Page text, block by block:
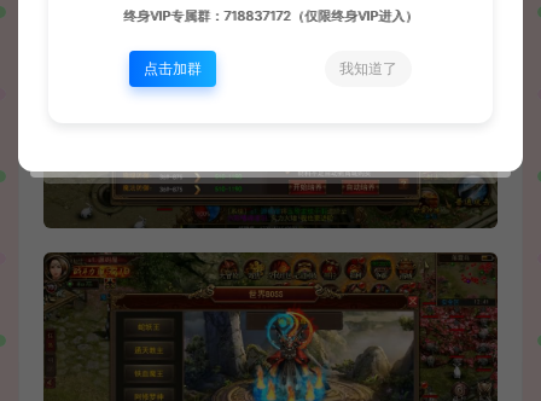
终身VIP专属群：718837172（仅限终身VIP进入）
点击加群 我知道了